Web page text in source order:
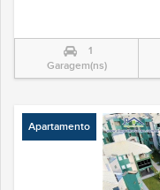
1
Garagem(ns)
Apartamento